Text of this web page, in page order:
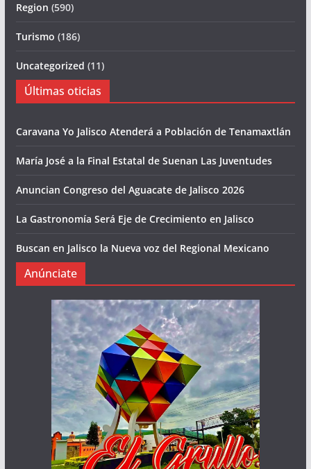
Region (590)
Turismo (186)
Uncategorized (11)
Últimas oticias
Caravana Yo Jalisco Atenderá a Población de Tenamaxtlán
María José a la Final Estatal de Suenan Las Juventudes
Anuncian Congreso del Aguacate de Jalisco 2026
La Gastronomía Será Eje de Crecimiento en Jalisco
Buscan en Jalisco la Nueva voz del Regional Mexicano
Anúnciate